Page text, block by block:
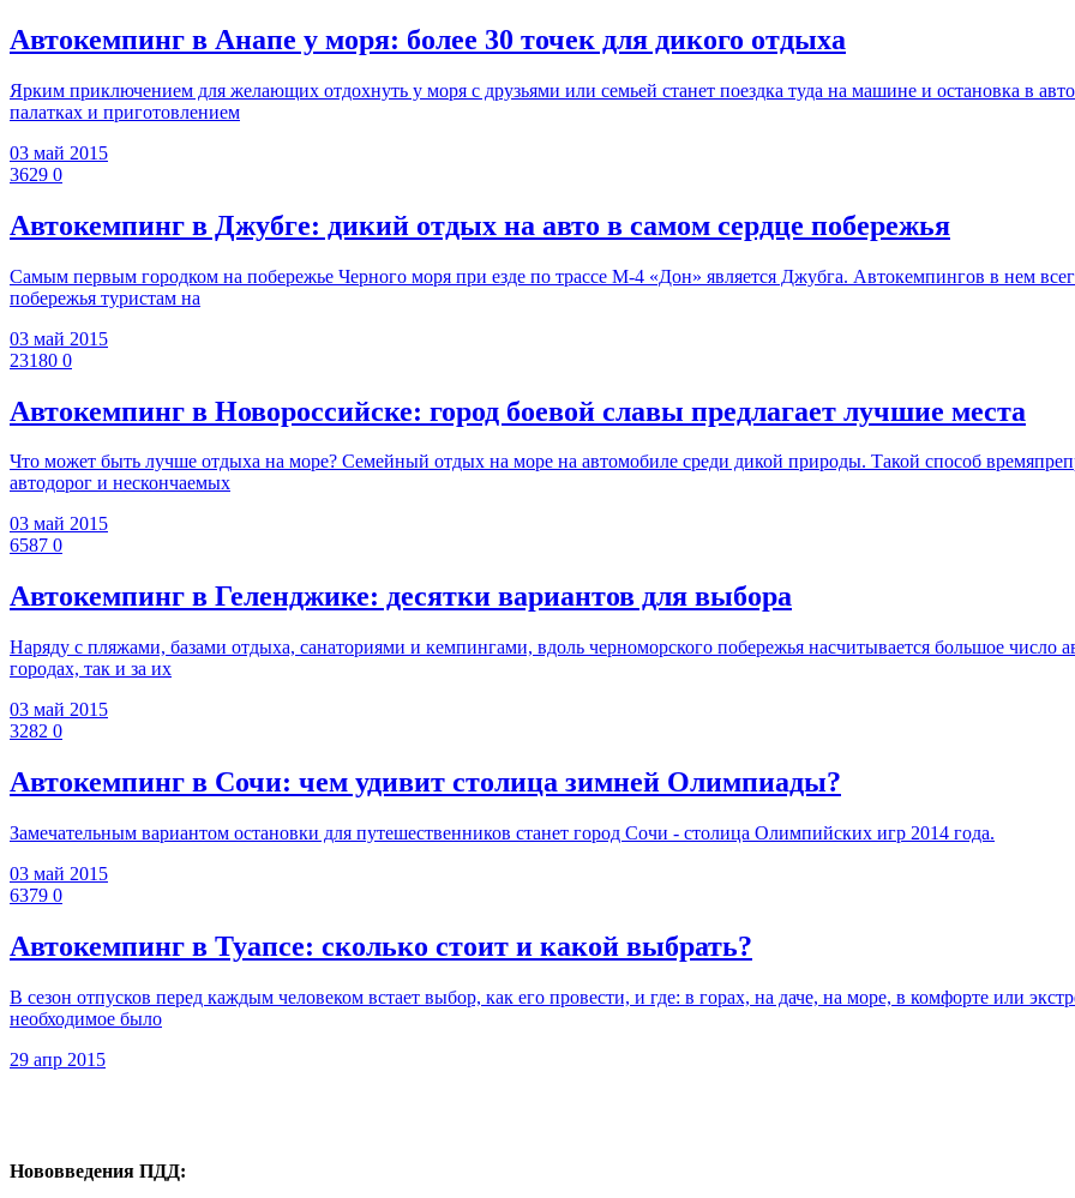
Автокемпинг в Анапе у моря: более 30 точек для дикого отдыха
Ярким приключением для желающих отдохнуть у моря с друзьями или семьей станет поездка туда на машине и остановка в
палатках и приготовлением
03 май 2015
3629 0
Автокемпинг в Джубге: дикий отдых на авто в самом сердце побережья
Самым первым городком на побережье Черного моря при езде по трассе М-4 «Дон» является Джубга. Автокемпингов в нем
побережья туристам на
03 май 2015
23180 0
Автокемпинг в Новороссийске: город боевой славы предлагает лучшие места
Что может быть лучше отдыха на море? Семейный отдых на море на автомобиле среди дикой природы. Такой способ
автодорог и нескончаемых
03 май 2015
6587 0
Автокемпинг в Геленджике: десятки вариантов для выбора
Наряду с пляжами, базами отдыха, санаториями и кемпингами, вдоль черноморского побережья насчитывается большое число
городах, так и за их
03 май 2015
3282 0
Автокемпинг в Сочи: чем удивит столица зимней Олимпиады?
Замечательным вариантом остановки для путешественников станет город Сочи - столица Олимпийских игр 2014 года.
03 май 2015
6379 0
Автокемпинг в Туапсе: сколько стоит и какой выбрать?
В сезон отпусков перед каждым человеком встает выбор, как его провести, и где: в горах, на даче, на море, в комфорте или
необходимое было
29 апр 2015
Нововведения ПДД: